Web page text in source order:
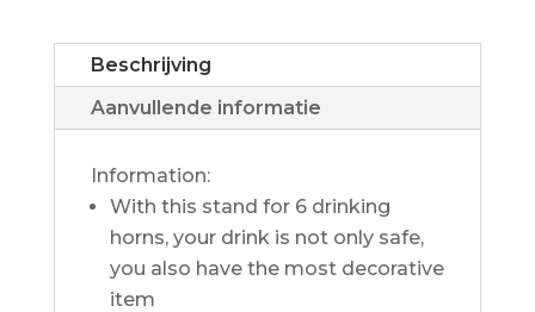
Beschrijving
Aanvullende informatie
Information:
With this stand for 6 drinking
horns, your drink is not only safe,
you also have the most decorative
item